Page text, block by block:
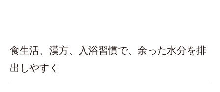
食生活、漢方、入浴習慣で、余った水分を排
出しやすく